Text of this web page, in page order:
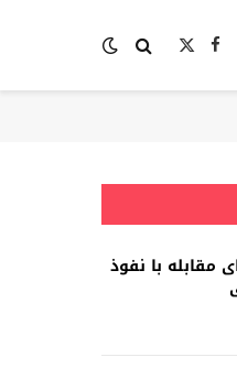
Facebook
X
مقابله با نفوذ